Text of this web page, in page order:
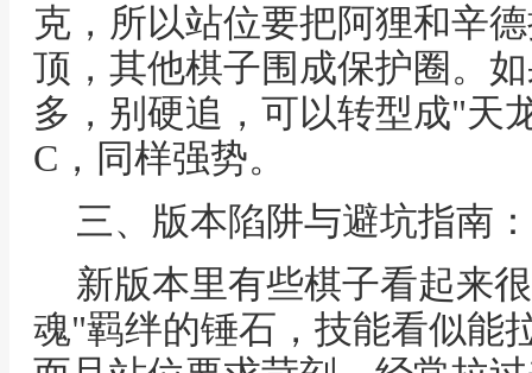
克，所以站位要把阿狸和辛
顶，其他棋子围成保护圈。
多，别硬追，可以转型成"天
C，同样强势。
三、版本陷阱与避坑指南
新版本里有些棋子看起来
魂"羁绊的锤石，技能看似能